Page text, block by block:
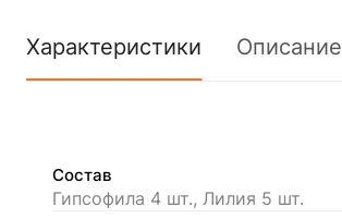
Характеристики Описание
Состав
Гипсофила 4 шт., Лилия 5 шт.